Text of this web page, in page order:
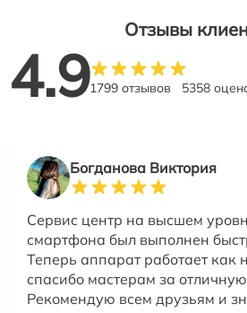
Отзывы
4.91799 отзывов 5358
Богданова Виктория
Сервис центр на высшем
смартфона был выполнен
Теперь аппарат работает как
спасибо мастерам за
Рекомендую всем друзьям и